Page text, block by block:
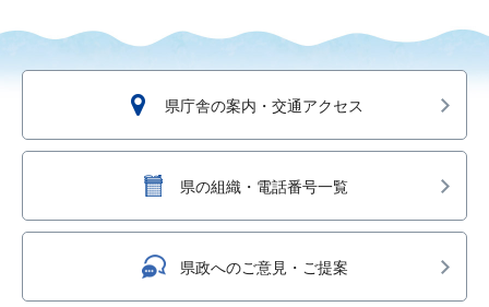
県庁舎の案内・交通アクセス
県の組織・電話番号一覧
県政へのご意見・ご提案